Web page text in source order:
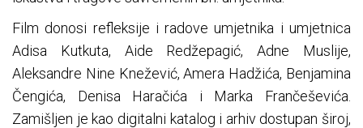
Film donosi refleksije i radove umjetnika i umjetnica
Adisa Kutkuta, Aide Redžepagić, Adne Muslije,
Aleksandre Nine Knežević, Amera Hadžića, Benjamina
Čengića, Denisa Haračića i Marka Frančeševića.
Zamišljen je kao digitalni katalog i arhiv dostupan široj,